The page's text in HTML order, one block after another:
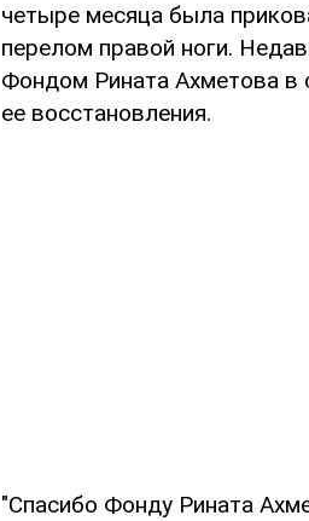
четыре месяца была
перелом правой ноги.
Фондом Рината Ахметова в
ее восстановления.
"Спасибо Фонду Рината